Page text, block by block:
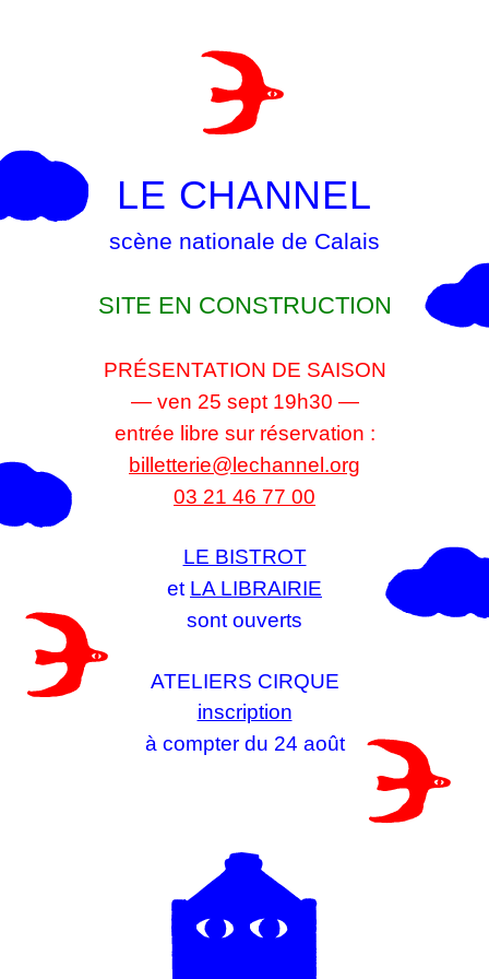
LE CHANNEL
scène nationale de Calais
SITE EN CONSTRUCTION
PRÉSENTATION DE SAISON
— ven 25 sept 19h30 —
entrée libre sur réservation :
billetterie@lechannel.org
03 21 46 77 00
LE BISTROT
et LA LIBRAIRIE
sont ouverts
ATELIERS CIRQUE
inscription
à compter du 24 août